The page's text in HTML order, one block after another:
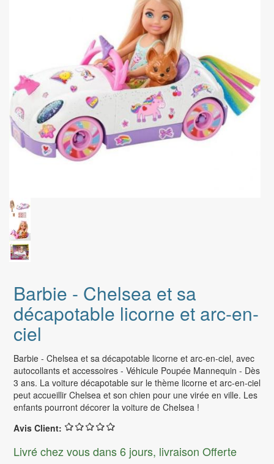
Barbie - Chelsea et sa
décapotable licorne et arc-en-
ciel
Barbie - Chelsea et sa décapotable licorne et arc-en-ciel, avec
autocollants et accessoires - Véhicule Poupée Mannequin - Dès
3 ans. La voiture décapotable sur le thème licorne et arc-en-ciel
peut accueillir Chelsea et son chien pour une virée en ville. Les
enfants pourront décorer la voiture de Chelsea !
Avis Client:
Livré chez vous dans 6 jours, livraison Offerte